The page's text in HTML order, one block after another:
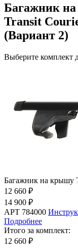
Багажник
Transit
(Вариант 2)
Выберите комплект
Багажник на крышу
12 660 ₽
14 900 ₽
АРТ 784000
Подробнее
Итого за комплект:
12 660 ₽